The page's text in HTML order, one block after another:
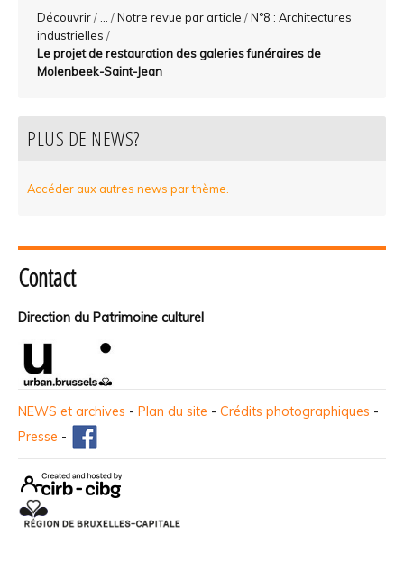
Découvrir/ .../Notre revue par article /N°8 : Architectures
industrielles /
Le projet de restauration des galeries funéraires de
Molenbeek-Saint-Jean
PLUS DE NEWS?
Accéder aux autres news par thème.
Contact
Direction du Patrimoine culturel
NEWS et archives - Plan du site - Crédits photographiques -
Presse -